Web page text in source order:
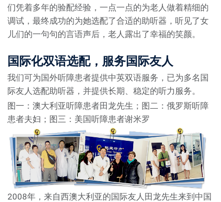
们凭着多年的验配经验，一点一点的为老人做着精细的
调试，最终成功的为她选配了合适的助听器，听见了女
儿们的一句句的言语声后，老人露出了幸福的笑颜。
国际化双语选配，服务国际友人
我们可为国外听障患者提供中英双语服务，已为多名国
际友人选配助听器，并提供长期、稳定的听力服务。
图一：澳大利亚听障患者田龙先生；图二：俄罗斯听障
患者夫妇；图三：美国听障患者谢米罗
2008年，来自西澳大利亚的国际友人田龙先生来到中国